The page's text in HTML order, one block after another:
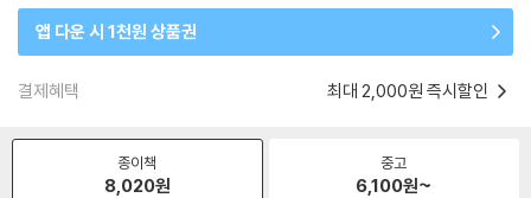
앱 다운 시 1천원 상품권
결제혜택 최대 2,000원 즉시할인
종이책
8,020원
중고
6,100원~